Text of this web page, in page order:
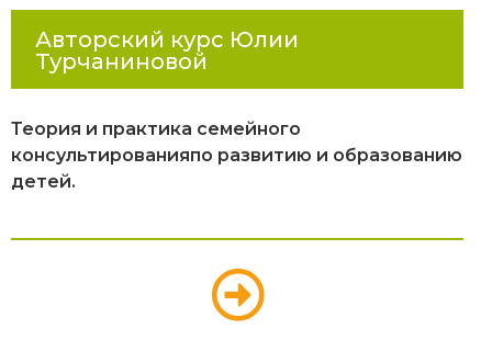
Авторский курс Юлии
Турчаниновой
Теория и практика семейного
консультированияпо развитию и образованию
детей.